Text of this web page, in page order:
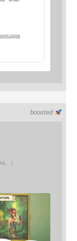
boosted